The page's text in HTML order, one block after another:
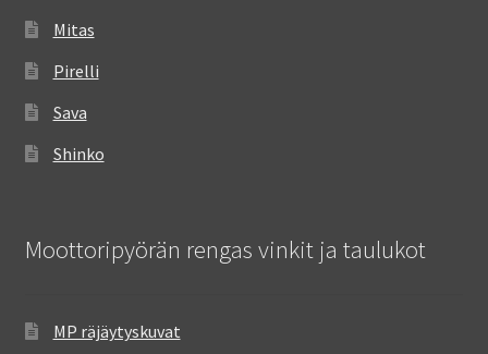
Mitas
Pirelli
Sava
Shinko
Moottoripyörän rengas vinkit ja taulukot
MP räjäytyskuvat